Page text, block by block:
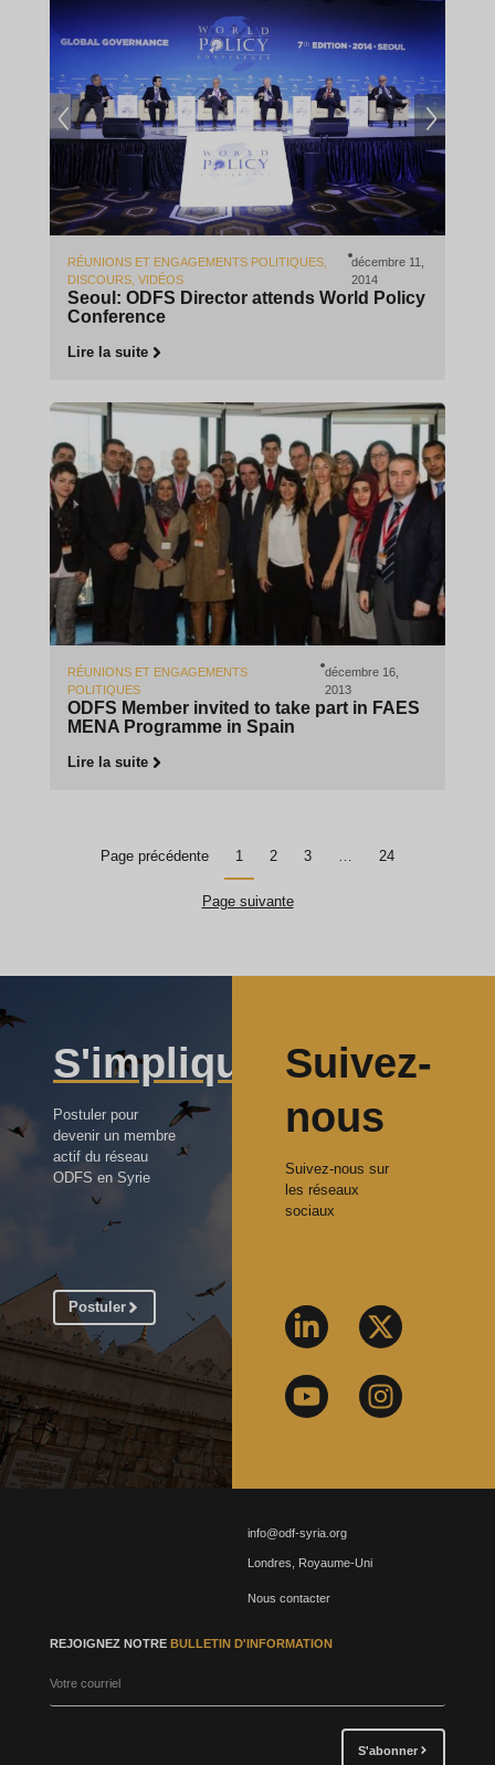
RÉUNIONS ET ENGAGEMENTS POLITIQUES,
DISCOURS, VIDÉOS
décembre 11,
2014
Seoul: ODFS Director attends World Policy
Conference
Lire la suite
RÉUNIONS ET ENGAGEMENTS
POLITIQUES
décembre 16,
2013
ODFS Member invited to take part in FAES
MENA Programme in Spain
Lire la suite
Page précédente 1 2 3 24
Page suivante
S'impliquer
Postuler pour
devenir un membre
actif du réseau
ODFS en Syrie
Postuler
Suivez-
nous
Suivez-nous sur
les réseaux
sociaux
info@odf-syria.org
Londres, Royaume-Uni
Nous contacter
REJOIGNEZ NOTRE BULLETIN D'INFORMATION
S'abonner